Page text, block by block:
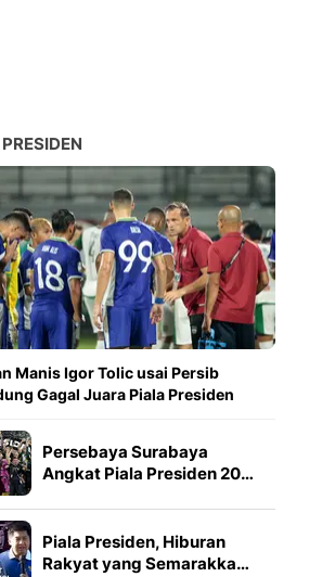
Manis Igor Tolic usai Persib
Gagal Juara Piala Presiden
Persebaya Surabaya
Angkat Piala Presiden 20…
Piala Presiden, Hiburan
Rakyat yang Semarakka…